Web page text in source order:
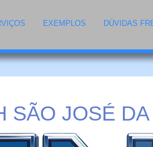
EXEMPLOS DÚVIDAS
SÃO JOSÉ